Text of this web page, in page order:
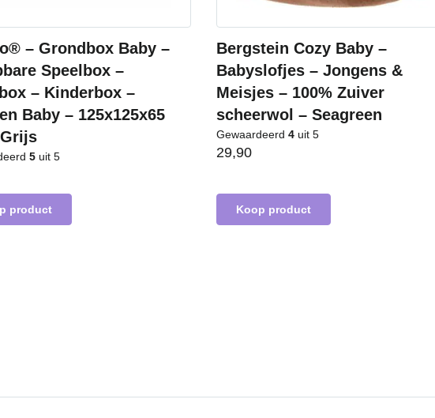
– Grondbox Baby –
Speelbox –
– Kinderbox –
Baby – 125x125x65
5 uit 5
product
Bergstein Cozy Baby –
Babyslofjes – Jongens &
Meisjes – 100% Zuiver
scheerwol – Seagreen
Gewaardeerd 4 uit 5
29,90
Koop product